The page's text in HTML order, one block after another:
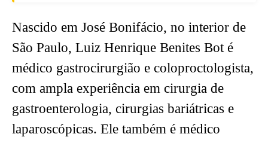
Nascido em José Bonifácio, no interior de
São Paulo, Luiz Henrique Benites Bot é
médico gastrocirurgião e coloproctologista,
com ampla experiência em cirurgia de
gastroenterologia, cirurgias bariátricas e
laparoscópicas. Ele também é médico